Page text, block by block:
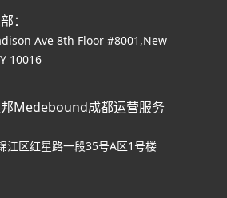
：
Ave 8th Floor #8001,New
10016
Medebound成都运营服务
江区红星路一段35号A区1号楼